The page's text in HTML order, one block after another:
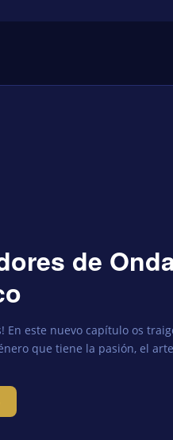
de
En este nuevo capítulo os
que tiene la pasión, el